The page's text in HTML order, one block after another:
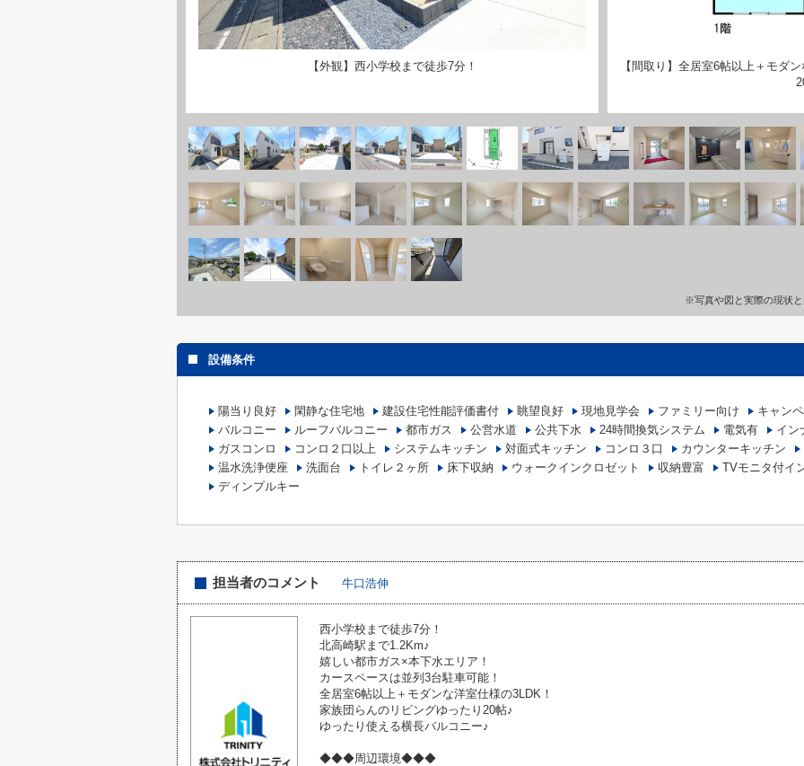
【外観】西小学校まで徒歩7分！
【間取り】全居室6帖以上＋モダ
※写真や図と実際の現状
設備条件
陽当り良好 閑静な住宅地 建設住宅性能評価書付 眺望良好 現地見学会 ファミリー向け
キャン
バルコニー
ルーフバルコニー 都市ガス 公営水道 公共下水 24時間換気システム 電気有
イン
ガスコンロ
コンロ２口以上 システムキッチン 対面式キッチン コンロ３口
カウンターキッチン
温水洗浄便座
洗面台 トイレ２ヶ所 床下収納 ウォークインクロゼット 収納豊富
TVモニタ付イ
ディンプルキー
担当者のコメント 牛口浩伸
西小学校まで徒歩7分！
北高崎駅まで1.2Km♪
嬉しい都市ガス×本下水エリア！
カースペースは並列3台駐車可能！
全居室6帖以上＋モダンな洋室仕様の3LDK！
家族団らんのリビングゆったり20帖♪
ゆったり使える横長バルコニー♪
◆◆◆周辺環境◆◆◆